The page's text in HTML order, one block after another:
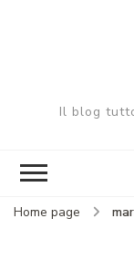
Il blog
Home page